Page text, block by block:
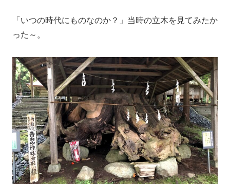
「いつの時代にものなのか？」当時の立木を見てみたか
った～。